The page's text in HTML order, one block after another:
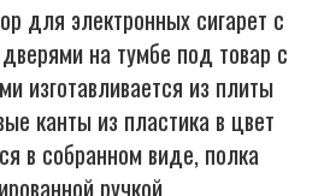
для электронных сигарет с
на тумбе под товар с
изготавливается из плиты
канты из пластика в цвет
в собранном виде, полка
ручкой